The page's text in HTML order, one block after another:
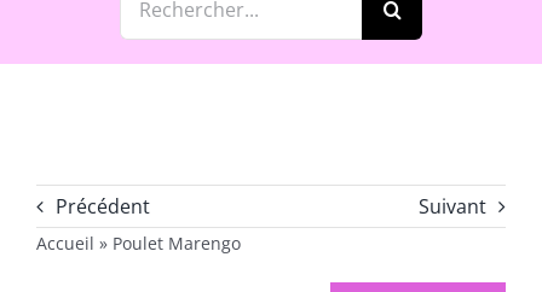
Précédent Suivant
Accueil » Poulet Marengo